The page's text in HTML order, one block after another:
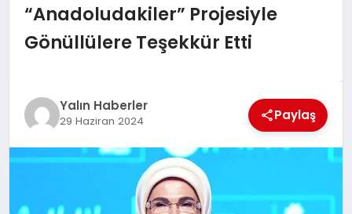
YAŞAM
TEKNOLOJİ
MAGAZİN
SAĞLIK
“Anadoludakiler” Projesiyle
Gönüllülere Teşekkür Etti
Yalın Haberler
29 Haziran 2024 Paylaş